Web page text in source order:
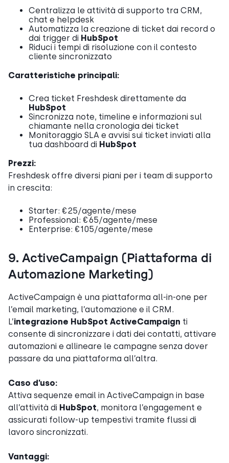
Centralizza le attività di supporto tra CRM,
chat e helpdesk
Automatizza la creazione di ticket dai record o
dai trigger di HubSpot
Riduci i tempi di risoluzione con il contesto
cliente sincronizzato
Caratteristiche principali:
Crea ticket Freshdesk direttamente da
HubSpot
Sincronizza note, timeline e informazioni sul
chiamante nella cronologia dei ticket
Monitoraggio SLA e avvisi sui ticket inviati alla
tua dashboard di HubSpot
Prezzi:
Freshdesk offre diversi piani per i team di supporto
in crescita:
Starter: €25/agente/mese
Professional: €65/agente/mese
Enterprise: €105/agente/mese
9. ActiveCampaign (Piattaforma di
Automazione Marketing)
ActiveCampaign è una piattaforma all-in-one per
l’email marketing, l’automazione e il CRM.
L’integrazione HubSpot ActiveCampaign ti
consente di sincronizzare i dati dei contatti, attivare
automazioni e allineare le campagne senza dover
passare da una piattaforma all’altra.
Caso d’uso:
Attiva sequenze email in ActiveCampaign in base
all’attività di HubSpot, monitora l’engagement e
assicurati follow-up tempestivi tramite flussi di
lavoro sincronizzati.
Vantaggi: